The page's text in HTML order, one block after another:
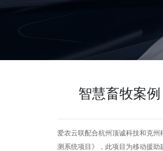
智慧畜牧案
爱农云联配合杭州顶诚科技和克
测系统项目》，此项目为移动援